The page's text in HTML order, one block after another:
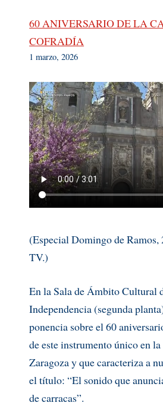
60 ANIVERSARIO DE LA
COFRADÍA
1 marzo, 2026
(Especial Domingo de
TV.)
En la Sala de Ámbito Cultural
Independencia (segunda
ponencia sobre el 60
de este instrumento único en la
Zaragoza y que caracteriza a
el título: “El sonido que
de carracas”.